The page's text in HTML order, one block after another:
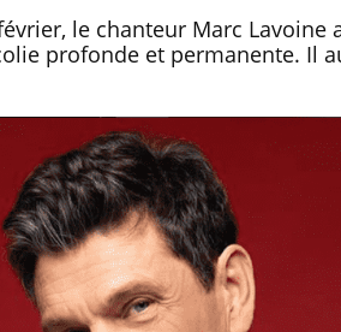
le chanteur Marc Lavoine
profonde et permanente. Il